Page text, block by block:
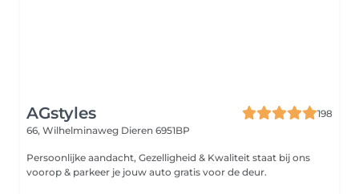
AGstyles
198
66, Wilhelminaweg Dieren 6951BP
Persoonlijke aandacht, Gezelligheid & Kwaliteit staat bij ons
voorop & parkeer je jouw auto gratis voor de deur.